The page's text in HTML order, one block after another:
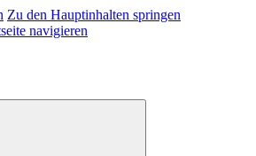
Zu den Hauptinhalten springen